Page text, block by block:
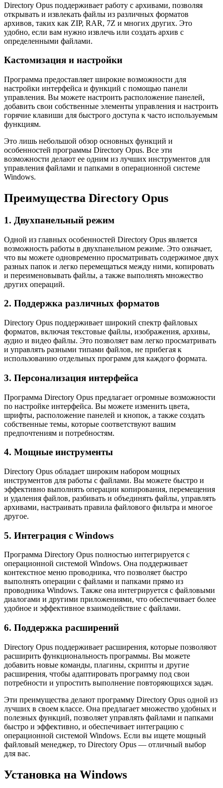
Directory Opus поддерживает работу с архивами, позволяя
открывать и извлекать файлы из различных форматов
архивов, таких как ZIP, RAR, 7Z и многих других. Это
удобно, если вам нужно извлечь или создать архив с
определенными файлами.
Кастомизация и настройки
Программа предоставляет широкие возможности для
настройки интерфейса и функций с помощью панели
управления. Вы можете настроить расположение панелей,
добавить свои собственные элементы управления и настроить
горячие клавиши для быстрого доступа к часто используемым
функциям.
Это лишь небольшой обзор основных функций и
особенностей программы Directory Opus. Все эти
возможности делают ее одним из лучших инструментов для
управления файлами и папками в операционной системе
Windows.
Преимущества Directory Opus
1. Двухпанельный режим
Одной из главных особенностей Directory Opus является
возможность работы в двухпанельном режиме. Это означает,
что вы можете одновременно просматривать содержимое двух
разных папок и легко перемещаться между ними, копировать
и переименовывать файлы, а также выполнять множество
других операций.
2. Поддержка различных форматов
Directory Opus поддерживает широкий спектр файловых
форматов, включая текстовые файлы, изображения, архивы,
аудио и видео файлы. Это позволяет вам легко просматривать
и управлять разными типами файлов, не прибегая к
использованию отдельных программ для каждого формата.
3. Персонализация интерфейса
Программа Directory Opus предлагает огромные возможности
по настройке интерфейса. Вы можете изменить цвета,
шрифты, расположение панелей и кнопок, а также создать
собственные темы, которые соответствуют вашим
предпочтениям и потребностям.
4. Мощные инструменты
Directory Opus обладает широким набором мощных
инструментов для работы с файлами. Вы можете быстро и
эффективно выполнять операции копирования, перемещения
и удаления файлов, разбивать и объединять файлы, управлять
архивами, настраивать правила файлового фильтра и многое
другое.
5. Интеграция с Windows
Программа Directory Opus полностью интегрируется с
операционной системой Windows. Она поддерживает
контекстное меню проводника, что позволяет быстро
выполнять операции с файлами и папками прямо из
проводника Windows. Также она интегрируется с файловыми
диалогами и другими приложениями, что обеспечивает более
удобное и эффективное взаимодействие с файлами.
6. Поддержка расширений
Directory Opus поддерживает расширения, которые позволяют
расширить функциональность программы. Вы можете
добавить новые команды, плагины, скрипты и другие
расширения, чтобы адаптировать программу под свои
потребности и упростить выполнение повторяющихся задач.
Эти преимущества делают программу Directory Opus одной из
лучших в своем классе. Она предлагает множество удобных и
полезных функций, позволяет управлять файлами и папками
быстро и эффективно, и обеспечивает интеграцию с
операционной системой Windows. Если вы ищете мощный
файловый менеджер, то Directory Opus — отличный выбор
для вас.
Установка на Windows